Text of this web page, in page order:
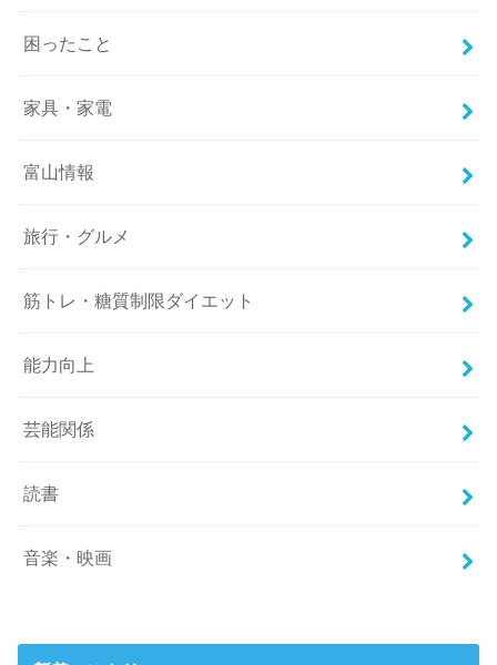
困ったこと
家具・家電
富山情報
旅行・グルメ
筋トレ・糖質制限ダイエット
能力向上
芸能関係
読書
音楽・映画